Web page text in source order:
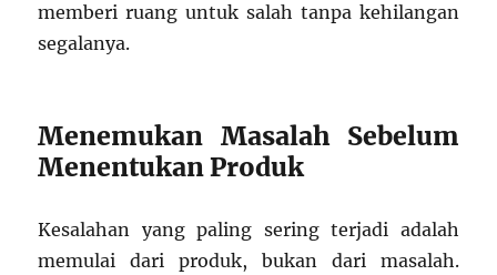
memberi ruang untuk salah tanpa kehilangan
segalanya.
Menemukan Masalah Sebelum
Menentukan Produk
Kesalahan yang paling sering terjadi adalah
memulai dari produk, bukan dari masalah.